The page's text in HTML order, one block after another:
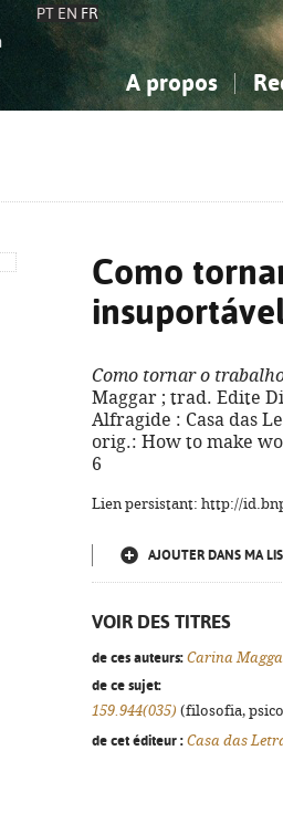
PT EN FR
A propos
Como
Como tornar o
Maggar ; trad. Edite
Alfragide : Casa das
orig.: How to make
6
Lien persistant: http://
AJOUTER DANS MA
VOIR DES TITRES
de ces auteurs: Carina
de ce sujet:
159.944(035) (filosofia,
de cet éditeur : Casa das